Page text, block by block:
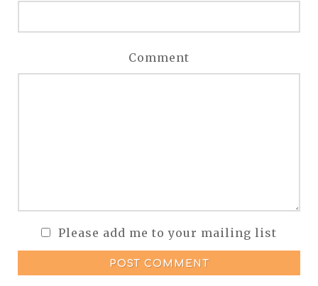
Comment
Please add me to your mailing list
POST COMMENT